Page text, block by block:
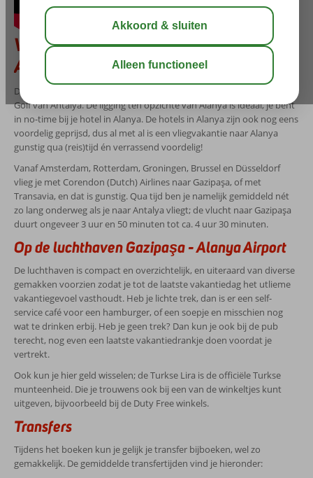
Vlieg met Corendon naar Gazipaşa -
Alanya Airport
Deze luchthaven ligt vlak bij de gelijknamige plaats Gazipaşa, aan de
Golf van Antalya. De ligging ten opzichte van Alanya is ideaal, je bent
in no-time bij je hotel in Alanya. De hotels in Alanya zijn ook nog eens
voordelig geprijsd, dus al met al is een vliegvakantie naar Alanya
gunstig qua (reis)tijd én verrassend voordelig!
Vanaf Amsterdam, Rotterdam, Groningen, Brussel en Düsseldorf
vlieg je met Corendon (Dutch) Airlines naar Gazipaşa, of met
Transavia, en dat is gunstig. Qua tijd ben je namelijk gemiddeld nét
zo lang onderweg als je naar Antalya vliegt; de vlucht naar Gazipaşa
duurt ongeveer 3 uur en 50 minuten tot ca. 4 uur 30 minuten.
Op de luchthaven Gazipaşa - Alanya Airport
De luchthaven is compact en overzichtelijk, en uiteraard van diverse
gemakken voorzien zodat je tot de laatste vakantiedag het utlieme
vakantiegevoel vasthoudt. Heb je lichte trek, dan is er een self-
service café voor een hamburger, of een soepje en misschien nog
wat te drinken erbij. Heb je geen trek? Dan kun je ook bij de pub
terecht, nog even een laatste vakantiedrankje doen voordat je
vertrekt.
Ook kun je hier geld wisselen; de Turkse Lira is de officiële Turkse
munteenheid. Die je trouwens ook bij een van de winkeltjes kunt
uitgeven, bijvoorbeeld bij de Duty Free winkels.
Transfers
Tijdens het boeken kun je gelijk je transfer bijboeken, wel zo
gemakkelijk. De gemiddelde transfertijden vind je hieronder: